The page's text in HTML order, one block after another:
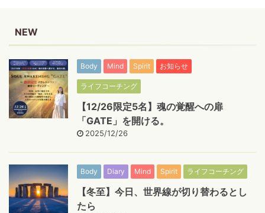
NEW
Body Mind Spirit お知らせ
ライフコーチング
【12/26限定5名】魂の覚醒への扉
「GATE」を開ける。
2025/12/26
Body Diary Mind Spirit ライフコーチング
【冬至】今日、世界線が切り替わるとし
たら